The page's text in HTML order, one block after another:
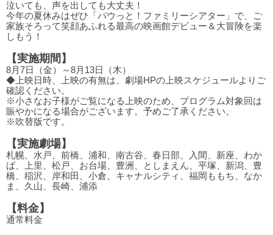
泣いても、声を出しても大丈夫！
今年の夏休みはぜひ「パウっと！ファミリーシアター」で、ご
家族そろって笑顔あふれる最高の映画館デビュー＆大冒険を楽
しもう！
【実施期間】
8月7日（金）～8月13日（木）
◆上映日時、上映の有無は、劇場HPの上映スケジュールよりご
確認ください。
※小さなお子様がご覧になる上映のため、プログラム対象回は
賑やかになる場合がございます。予めご了承ください。
※吹替版です。
【実施劇場】
札幌、水戸、前橋、浦和、南古谷、春日部、入間、新座、わか
ば、上里、松戸、お台場、豊洲、としまえん、平塚、新潟、豊
橋、稲沢、岸和田、小倉、キャナルシティ、福岡ももち、なか
ま、久山、長崎、浦添
【料金】
通常料金